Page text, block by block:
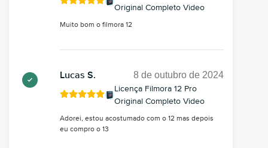
Original Completo Video
Muito bom o filmora 12
Lucas S. 8 de outubro de 2024
Licença Filmora 12 Pro
Original Completo Video
Adorei, estou acostumado com o 12 mas depois
eu compro o 13